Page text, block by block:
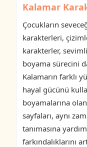
Kalamar
Çocukların
karakterleri,
karakterler,
boyama sürecini
Kalamarın farklı
hayal gücünü
boyamalarına
sayfaları, aynı
tanımasına
farkındalıklarını